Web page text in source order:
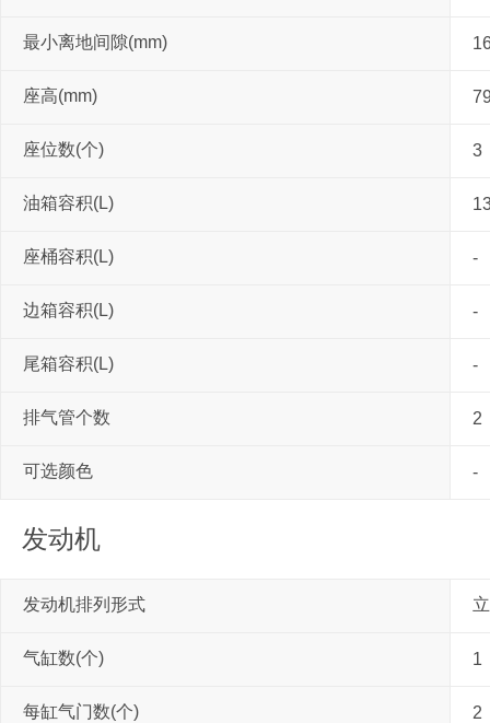
最小离地间隙(mm)
座高(mm)
座位数(个) 3
油箱容积(L)
座桶容积(L) -
边箱容积(L) -
尾箱容积(L) -
排气管个数 2
可选颜色 -
发动机
发动机排列形式
气缸数(个) 1
每缸气门数(个) 2